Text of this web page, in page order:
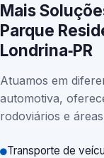
Mais
Parque
Londrina‑PR
Atuamos em
automotiva,
rodoviários e
Transporte de